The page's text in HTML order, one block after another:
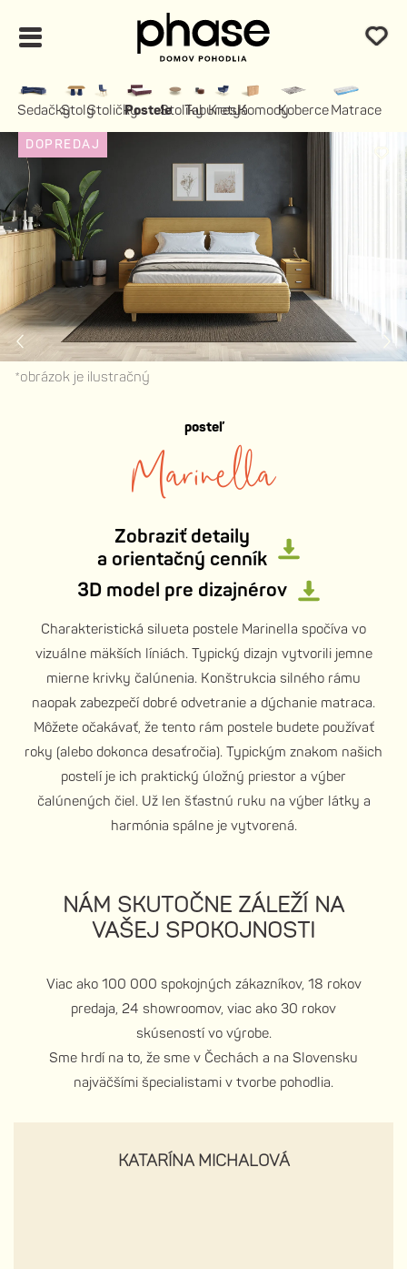
SedačkyStolyStoličkyPosteleStolíkyTaburety
KresláKomodyKoberceMatrace
DOPREDAJ
*obrázok je ilustračný
posteľ
Marinella
Zobraziť detaily
a orientačný cenník
3D model pre dizajnérov
Charakteristická silueta postele Marinella spočíva vo
vizuálne mäkších líniách. Typický dizajn vytvorili jemne
mierne krivky čalúnenia. Konštrukcia silného rámu
naopak zabezpečí dobré odvetranie a dýchanie matraca.
Môžete očakávať, že tento rám postele budete používať
roky (alebo dokonca desaťročia). Typickým znakom našich
postelí je ich praktický úložný priestor a výber
čalúnených čiel. Už len šťastnú ruku na výber látky a
harmónia spálne je vytvorená.
NÁM SKUTOČNE ZÁLEŽÍ NA
VAŠEJ SPOKOJNOSTI
Viac ako 100 000 spokojných zákazníkov, 18 rokov
predaja, 24 showroomov, viac ako 30 rokov
skúseností vo výrobe.
Sme hrdí na to, že sme v Čechách a na Slovensku
najväčšími špecialistami v tvorbe pohodlia.
KATARÍNA MICHALOVÁ